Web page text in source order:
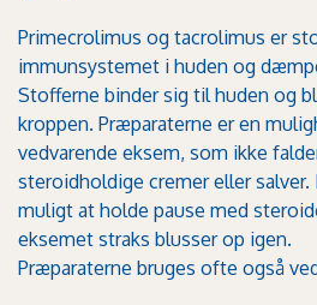
Primecrolimus og tacrolimus er
immunsystemet i huden og
Stofferne binder sig til huden og
kroppen. Præparaterne er en
vedvarende eksem, som ikke
steroidholdige cremer eller salver.
muligt at holde pause med
eksemet straks blusser op igen.
Præparaterne bruges ofte også